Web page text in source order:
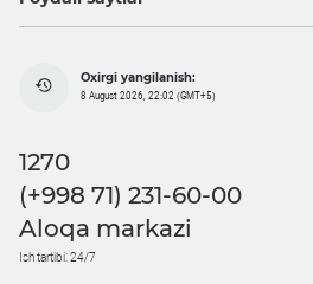
Oxirgi yangilanish:
8 August 2026, 22:02 (GMT+5)
1270
(+998 71) 231-60-00
Aloqa markazi
Ish tartibi: 24/7